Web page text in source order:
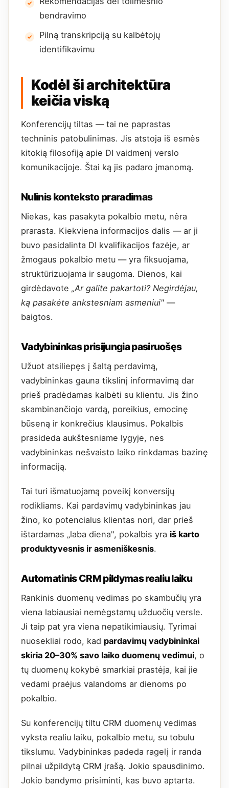
bendravimo
Pilną transkripciją su kalbėtojų
identifikavimu
Kodėl ši architektūra
keičia viską
Konferencijų tiltas — tai ne paprastas
techninis patobulinimas. Jis atstoja iš esmės
kitokią filosofiją apie DI vaidmenį verslo
komunikacijoje. Štai ką jis padaro įmanomą.
Nulinis konteksto praradimas
Niekas, kas pasakyta pokalbio metu, nėra
prarasta. Kiekviena informacijos dalis — ar ji
buvo pasidalinta DI kvalifikacijos fazėje, ar
žmogaus pokalbio metu — yra fiksuojama,
struktūrizuojama ir saugoma. Dienos, kai
girdėdavote „Ar galite pakartoti? Negirdėjau,
ką pasakėte ankstesniam asmeniui" —
baigtos.
Vadybininkas prisijungia pasiruošęs
Užuot atsiliepęs į šaltą perdavimą,
vadybininkas gauna tikslinį informavimą dar
prieš pradėdamas kalbėti su klientu. Jis žino
skambinančiojo vardą, poreikius, emocinę
būseną ir konkrečius klausimus. Pokalbis
prasideda aukštesniame lygyje, nes
vadybininkas nešvaisto laiko rinkdamas bazinę
informaciją.
Tai turi išmatuojamą poveikį konversijų
rodikliams. Kai pardavimų vadybininkas jau
žino, ko potencialus klientas nori, dar prieš
ištardamas „laba diena", pokalbis yra iš karto
produktyvesnis ir asmeniškesnis.
Automatinis CRM pildymas realiu laiku
Rankinis duomenų vedimas po skambučių yra
viena labiausiai nemėgstamų užduočių versle.
Ji taip pat yra viena nepatikimiausių. Tyrimai
nuosekliai rodo, kad pardavimų vadybininkai
skiria 20–30% savo laiko duomenų vedimui, o
tų duomenų kokybė smarkiai prastėja, kai jie
vedami praėjus valandoms ar dienoms po
pokalbio.
Su konferencijų tiltu CRM duomenų vedimas
vyksta realiu laiku, pokalbio metu, su tobulu
tikslumu. Vadybininkas padeda ragelį ir randa
pilnai užpildytą CRM įrašą. Jokio spausdinimo.
Jokio bandymo prisiminti, kas buvo aptarta.